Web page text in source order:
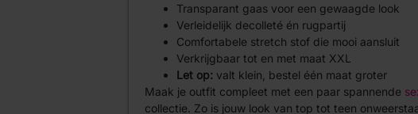
Transparant gaas voor een gewaagde look
Verleidelijk decolleté én rugpartij
Comfortabele stretch stof die mooi aansluit
Verkrijgbaar tot en met maat XXL
Let op: valt klein, bestel één maat groter
Maak je outfit compleet met een paar spannende
collectie. Zo is jouw look van top tot teen